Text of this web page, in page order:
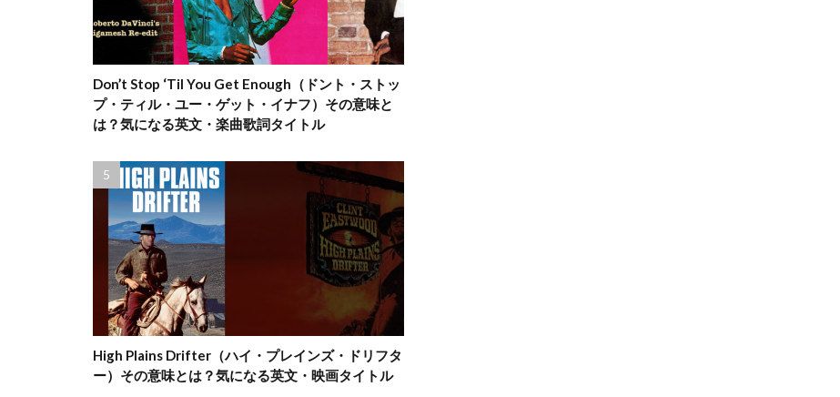
Don’t Stop ‘Til You Get Enough（ドント・ストッ
プ・ティル・ユー・ゲット・イナフ）その意味と
は？気になる英文・楽曲歌詞タイトル
High Plains Drifter（ハイ・プレインズ・ドリフタ
ー）その意味とは？気になる英文・映画タイトル